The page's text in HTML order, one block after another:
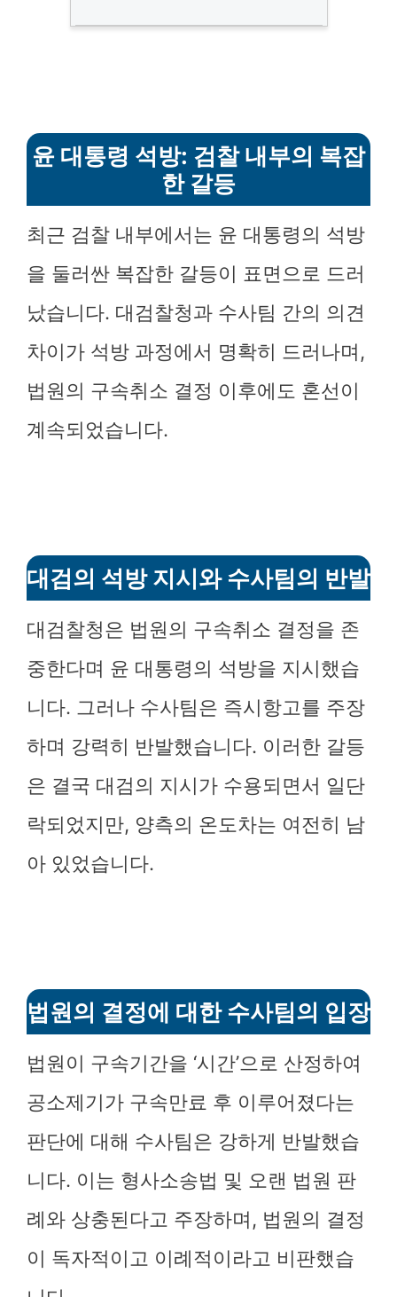
윤 대통령 석방: 검찰 내부의 복잡
한 갈등
최근 검찰 내부에서는 윤 대통령의 석방
을 둘러싼 복잡한 갈등이 표면으로 드러
났습니다. 대검찰청과 수사팀 간의 의견
차이가 석방 과정에서 명확히 드러나며,
법원의 구속취소 결정 이후에도 혼선이
계속되었습니다.
대검의 석방 지시와 수사팀의 반발
대검찰청은 법원의 구속취소 결정을 존
중한다며 윤 대통령의 석방을 지시했습
니다. 그러나 수사팀은 즉시항고를 주장
하며 강력히 반발했습니다. 이러한 갈등
은 결국 대검의 지시가 수용되면서 일단
락되었지만, 양측의 온도차는 여전히 남
아 있었습니다.
법원의 결정에 대한 수사팀의 입장
법원이 구속기간을 ‘시간’으로 산정하여
공소제기가 구속만료 후 이루어졌다는
판단에 대해 수사팀은 강하게 반발했습
니다. 이는 형사소송법 및 오랜 법원 판
례와 상충된다고 주장하며, 법원의 결정
이 독자적이고 이례적이라고 비판했습